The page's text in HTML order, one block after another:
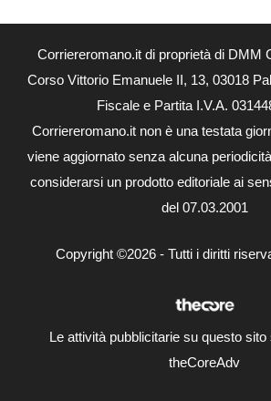
Corriereromano.it di proprietà di DMM
Corso Vittorio Emanuele II, 13, 03018
Fiscale e Partita I.V.A.
Corriereromano.it non è una testata
viene aggiornato senza alcuna
considerarsi un prodotto editoriale ai
del 07.03.2001
Copyright ©2026 - Tutti i diritti
Le attività pubblicitarie su questo
theCoreAdv